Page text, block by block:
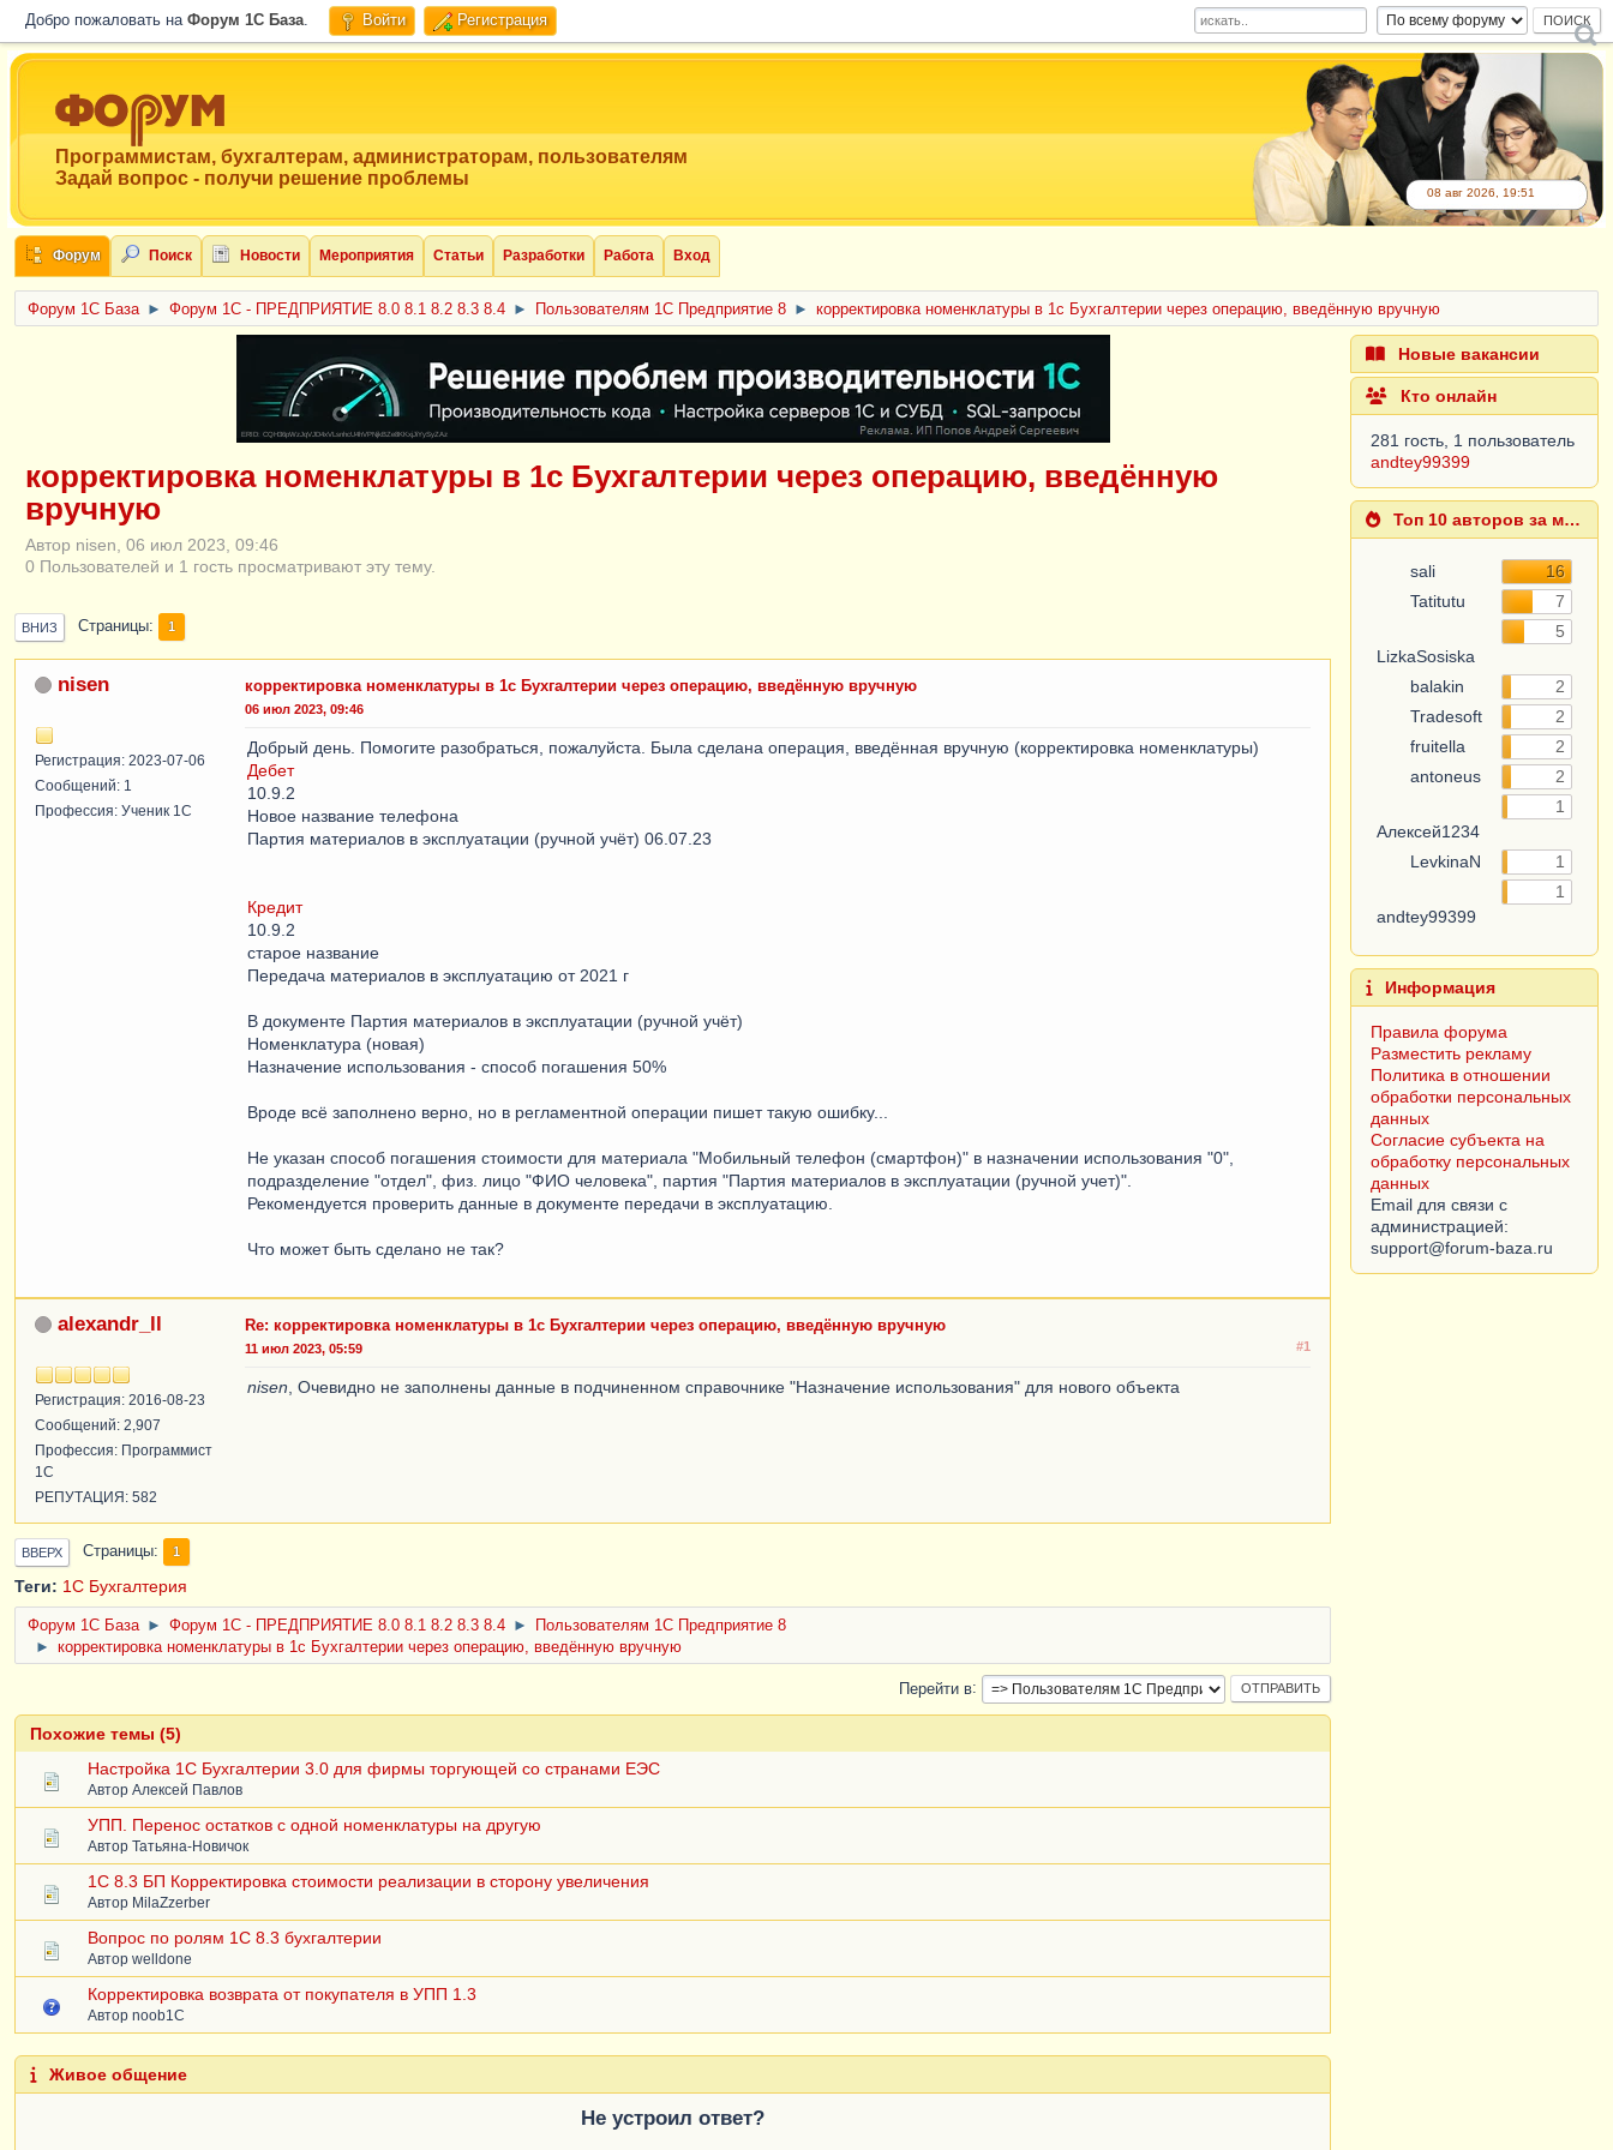
Добро пожаловать на Форум 1C База. Войти Регистрация
Программистам, бухгалтерам, администраторам, пользователям
Задай вопрос - получи решение проблемы
08 авг 2026, 19:51
Форум Поиск Новости Мероприятия Статьи Разработки Работа Вход
Форум 1C База ► Форум 1С - ПРЕДПРИЯТИЕ 8.0 8.1 8.2 8.3 8.4 ► Пользователям 1С Предприятие 8 ► корректировка номенклатуры в 1с Бухгалтерии через операцию, введённую вручную
ERID: CQH36pWzJqVJD4xVLsnhcU4hVPNjkBZe8KKxjJiYySyZAz
корректировка номенклатуры в 1с Бухгалтерии через операцию, введённую
вручную
Автор nisen, 06 июл 2023, 09:46
0 Пользователей и 1 гость просматривают эту тему.
ВНИЗ Страницы 1
nisen
Регистрация: 2023-07-06
Сообщений: 1
Профессия: Ученик 1С
корректировка номенклатуры в 1с Бухгалтерии через операцию, введённую вручную
06 июл 2023, 09:46
Добрый день. Помогите разобраться, пожалуйста. Была сделана операция, введённая вручную (корректировка номенклатуры)
Дебет
10.9.2
Новое название телефона
Партия материалов в эксплуатации (ручной учёт) 06.07.23
Кредит
10.9.2
старое название
Передача материалов в эксплуатацию от 2021 г
В документе Партия материалов в эксплуатации (ручной учёт)
Номенклатура (новая)
Назначение использования - способ погашения 50%
Вроде всё заполнено верно, но в регламентной операции пишет такую ошибку...
Не указан способ погашения стоимости для материала "Мобильный телефон (смартфон)" в назначении использования "0",
подразделение "отдел", физ. лицо "ФИО человека", партия "Партия материалов в эксплуатации (ручной учет)".
Рекомендуется проверить данные в документе передачи в эксплуатацию.
Что может быть сделано не так?
alexandr_ll
Регистрация: 2016-08-23
Сообщений: 2,907
Профессия: Программист
1С
РЕПУТАЦИЯ: 582
Re: корректировка номенклатуры в 1с Бухгалтерии через операцию, введённую вручную
#1
11 июл 2023, 05:59
nisen , Очевидно не заполнены данные в подчиненном справочнике "Назначение использования" для нового объекта
ВВЕРХ Страницы 1
Теги: 1С Бухгалтерия
Форум 1C База ► Форум 1С - ПРЕДПРИЯТИЕ 8.0 8.1 8.2 8.3 8.4 ►
Пользователям 1С Предприятие 8
►
корректировка номенклатуры в 1с Бухгалтерии через операцию, введённую вручную
Перейти в
Похожие темы (5)
Настройка 1С Бухгалтерии 3.0 для фирмы торгующей со странами ЕЭС
Автор Алексей Павлов
УПП. Перенос остатков с одной номенклатуры на другую
Автор Татьяна-Новичок
1С 8.3 БП Корректировка стоимости реализации в сторону увеличения
Автор MilaZzerber
Вопрос по ролям 1С 8.3 бухгалтерии
Автор welldone
Корректировка возврата от покупателя в УПП 1.3
Автор noob1C
Живое общение
Не устроил ответ?
Новые вакансии
Кто онлайн
281 гость, 1 пользователь
andtey99399
Топ 10 авторов за месяц
16
Tatitutu
7
5
balakin
Tradesoft
2
fruitella
2
antoneus
2
Алексей1234
1
1
andtey99399
Информация
Правила форума
Разместить рекламу
Политика в отношении
данных
Согласие субъекта на
обработку персональных
данных
Email для связи с
администрацией: